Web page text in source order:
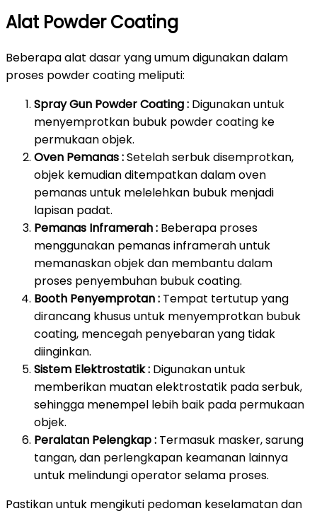
Alat Powder Coating
Beberapa alat dasar yang umum digunakan dalam
proses powder coating meliputi:
Spray Gun Powder Coating : Digunakan untuk
menyemprotkan bubuk powder coating ke
permukaan objek.
Oven Pemanas :Setelah serbuk disemprotkan,
objek kemudian ditempatkan dalam oven
pemanas untuk melelehkan bubuk menjadi
lapisan padat.
Pemanas Inframerah : Beberapa proses
menggunakan pemanas inframerah untuk
memanaskan objek dan membantu dalam
proses penyembuhan bubuk coating.
Booth Penyemprotan : Tempat tertutup yang
dirancang khusus untuk menyemprotkan bubuk
coating, mencegah penyebaran yang tidak
diinginkan.
Sistem Elektrostatik : Digunakan untuk
memberikan muatan elektrostatik pada serbuk,
sehingga menempel lebih baik pada permukaan
objek.
Peralatan Pelengkap : Termasuk masker, sarung
tangan, dan perlengkapan keamanan lainnya
untuk melindungi operator selama proses.
Pastikan untuk mengikuti pedoman keselamatan dan